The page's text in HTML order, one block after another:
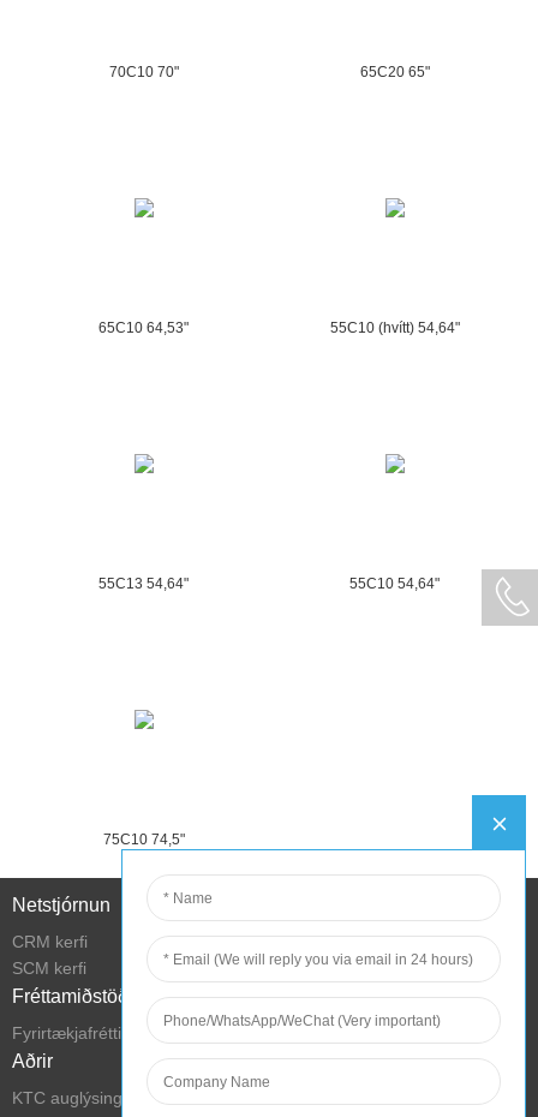
70C10 70" 65C20 65"
65C10 64,53" 55C10 (hvítt) 54,64"
55C13 54,64" 55C10 54,64"
75C10 74,5"
Netstjórnun
CRM kerfi
SCM kerfi
Fréttamiðstöð
Fyrirtækjafréttir
Aðrir
KTC auglýsingaskjár